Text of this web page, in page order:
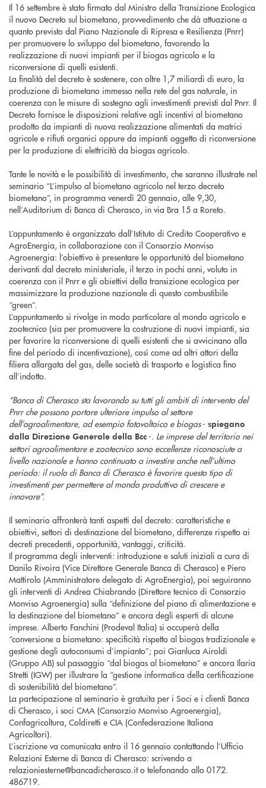
Il 16 settembre è stato firmato dal Ministro della Transizione Ecologica
il nuovo Decreto sul biometano, provvedimento che dà attuazione a
quanto previsto dal Piano Nazionale di Ripresa e Resilienza (Pnrr)
per promuovere lo sviluppo del biometano, favorendo la
realizzazione di nuovi impianti per il biogas agricolo e la
riconversione di quelli esistenti.
La finalità del decreto è sostenere, con oltre 1,7 miliardi di euro, la
produzione di biometano immesso nella rete del gas naturale, in
coerenza con le misure di sostegno agli investimenti previsti dal Pnrr. Il
Decreto fornisce le disposizioni relative agli incentivi al biometano
prodotto da impianti di nuova realizzazione alimentati da matrici
agricole e rifiuti organici oppure da impianti oggetto di riconversione
per la produzione di elettricità da biogas agricolo.
Tante le novità e le possibilità di investimento, che saranno illustrate nel
seminario “L’impulso al biometano agricolo nel terzo decreto
biometano”, in programma venerdì 20 gennaio, alle 9,30,
nell’Auditorium di Banca di Cherasco, in via Bra 15 a Roreto.
L’appuntamento è organizzato dall’Istituto di Credito Cooperativo e
AgroEnergia, in collaborazione con il Consorzio Monviso
Agroenergia: l’obiettivo è presentare le opportunità del biometano
derivanti dal decreto ministeriale, il terzo in pochi anni, voluto in
coerenza con il Pnrr e gli obiettivi della transizione ecologica per
massimizzare la produzione nazionale di questo combustibile
“green”.
L’appuntamento si rivolge in modo particolare al mondo agricolo e
zootecnico (sia per promuovere la costruzione di nuovi impianti, sia
per favorire la riconversione di quelli esistenti che si avvicinano alla
fine del periodo di incentivazione), così come ad altri attori della
filiera allargata del gas, delle società di trasporto e logistica fino
all’indotto.
“Banca di Cherasco sta lavorando su tutti gli ambiti di intervento del
Pnrr che possono portare ulteriore impulso al settore
dell’agroalimentare, ad esempio fotovoltaico e biogas- spiegano
dalla Direzione Generale della Bcc-. Le imprese del territorio nei
settori agroalimentare e zootecnico sono eccellenze riconosciute a
livello nazionale e hanno continuato a investire anche nell’ultimo
periodo: il ruolo di Banca di Cherasco è favorire questo tipo di
investimenti per permettere al mondo produttivo di crescere e
innovare”.
Il seminario affronterà tanti aspetti del decreto: caratteristiche e
obiettivi, settori di destinazione del biometano, differenze rispetto ai
decreti precedenti, opportunità, vantaggi, criticità.
Il programma degli interventi: introduzione e saluti iniziali a cura di
Danilo Rivoira (Vice Direttore Generale Banca di Cherasco) e Piero
Mattirolo (Amministratore delegato di AgroEnergia), poi seguiranno
gli interventi di Andrea Chiabrando (Direttore tecnico di Consorzio
Monviso Agroenergia) sulla “definizione del piano di alimentazione e
la destinazione del biometano” e ancora degli esperti di alcune
imprese. Alberto Fanchini (Prodeval Italia) si occuperà della
“conversione a biometano: specificità rispetto al biogas tradizionale e
gestione degli autoconsumi d’impianto”; poi Gianluca Airoldi
(Gruppo AB) sul passaggio “dal biogas al biometano” e ancora Ilaria
Stretti (IGW) per illustrare la “gestione informatica della certificazione
di sostenibilità del biometano”.
La partecipazione al seminario è gratuita per i Soci e i clienti Banca
di Cherasco, i soci CMA (Consorzio Monviso Agroenergia),
Confagricoltura, Coldiretti e CIA (Confederazione Italiana
Agricoltori).
L’iscrizione va comunicata entro il 16 gennaio contattando l’Ufficio
Relazioni Esterne di Banca di Cherasco: scrivendo a
relazioniesterne@bancadicherasco.it o telefonando allo 0172.
486719.